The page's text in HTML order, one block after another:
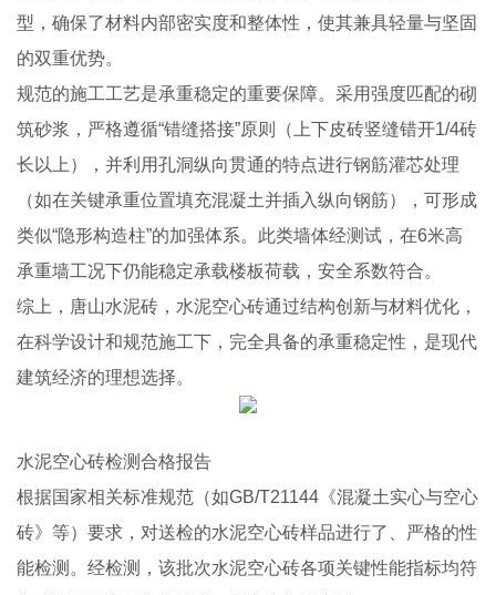
型，确保了材料内部密实度和整体性，使其兼具轻量与坚固
的双重优势。
规范的施工工艺是承重稳定的重要保障。采用强度匹配的砌
筑砂浆，严格遵循“错缝搭接”原则（上下皮砖竖缝错开1/4砖
长以上），并利用孔洞纵向贯通的特点进行钢筋灌芯处理
（如在关键承重位置填充混凝土并插入纵向钢筋），可形成
类似“隐形构造柱”的加强体系。此类墙体经测试，在6米高
承重墙工况下仍能稳定承载楼板荷载，安全系数符合。
综上，唐山水泥砖，水泥空心砖通过结构创新与材料优化，
在科学设计和规范施工下，完全具备的承重稳定性，是现代
建筑经济的理想选择。
水泥空心砖检测合格报告
根据国家相关标准规范（如GB/T21144《混凝土实心与空心
砖》等）要求，对送检的水泥空心砖样品进行了、严格的性
能检测。经检测，该批次水泥空心砖各项关键性能指标均符